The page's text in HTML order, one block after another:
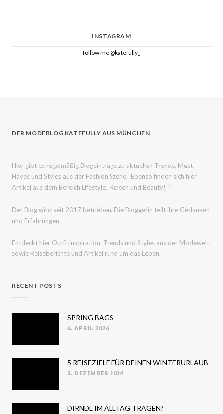
INSTAGRAM
follow me @katefully_
DER MODEBLOG KATEFULLY AUS MÜNCHEN
Hier gibt es regelmäßig Blogeinträge zu aktuellen Trends, Must
Haves und Styles aus der Fashion Szene. Ebenso finden sich hier
Artikel aus dem Bereich Lifestyle, Reisen und Beauty! ♡
Der Blog wird seit 2017 betrieben. Die Bloggerin teilt ihre Gedanken
und Erfahrungen.
Entdeckt hier Outfitinspiration, Trends und Styles aus der Modewelt,
sowie Reiseberichte und Artikel rund um das Leben.
RECENT POSTS
SPRING BAGS
POSTED
6. APRIL 2026
5 REISEZIELE FÜR DEINEN WINTERURLAUB
POSTED
3. DEZEMBER 2024
DIRNDL IM ALLTAG TRAGEN?